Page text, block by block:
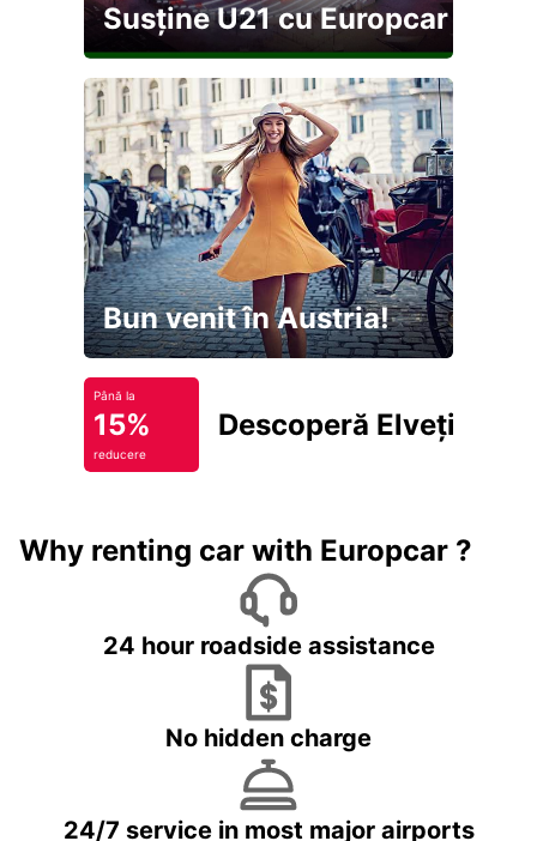
Susține U21 cu Europcar
Bun venit în Austria!
Până la
15%
reducere
Descoperă Elveția
Why renting car with Europcar ?
24 hour roadside assistance
No hidden charge
24/7 service in most major airports